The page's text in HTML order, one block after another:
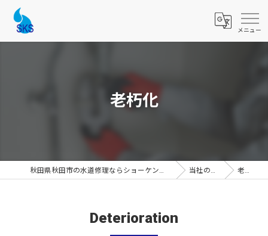
老朽化
秋田県秋田市の水道修理ならショーケンシステムス 当社の特徴 老朽化
Deterioration